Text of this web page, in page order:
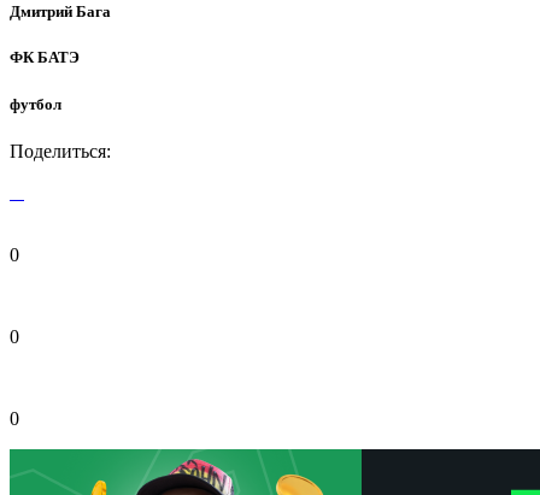
Дмитрий Бага
ФК БАТЭ
футбол
Поделиться:
0
0
0